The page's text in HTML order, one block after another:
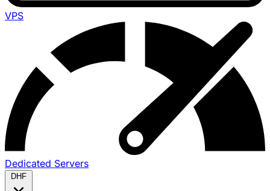
VPS
Dedicated Servers
DHF